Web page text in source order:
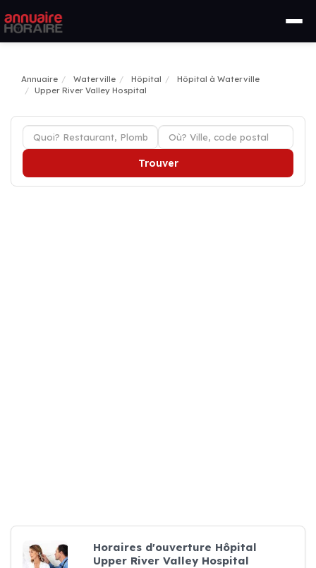
Annuaire Waterville Hôpital
Hôpital à Waterville
Upper River Valley Hospital
Trouver
Horaires d'ouverture Hôpital
Upper River Valley Hospital